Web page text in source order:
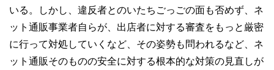
いる。しかし、違反者とのいたちごっごの面も否めず、ネ
ット通販事業者自らが、出店者に対する審査をもっと厳密
に行って対処していくなど、その姿勢も問われるなど、ネ
ット通販そのものの安全に対する根本的な対策の見直しが